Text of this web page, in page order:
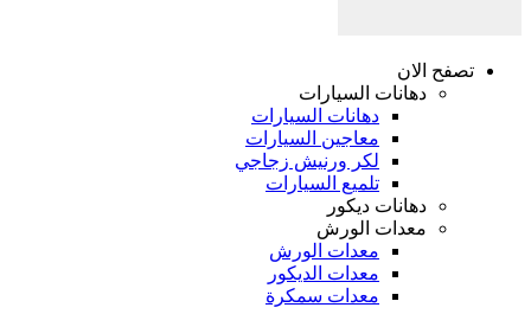
الان
دهانات السيارات
دهانات السيارات
معاجين السيارات
لكر ورنيش زجاجي
تلميع السيارات
دهانات ديكور
معدات الورش
معدات الورش
معدات الديكور
معدات سمكرة